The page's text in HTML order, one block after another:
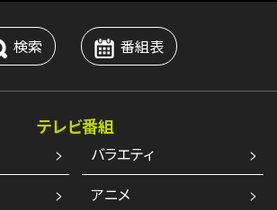
検索 番組表
テレビ番組
バラエティ
アニメ